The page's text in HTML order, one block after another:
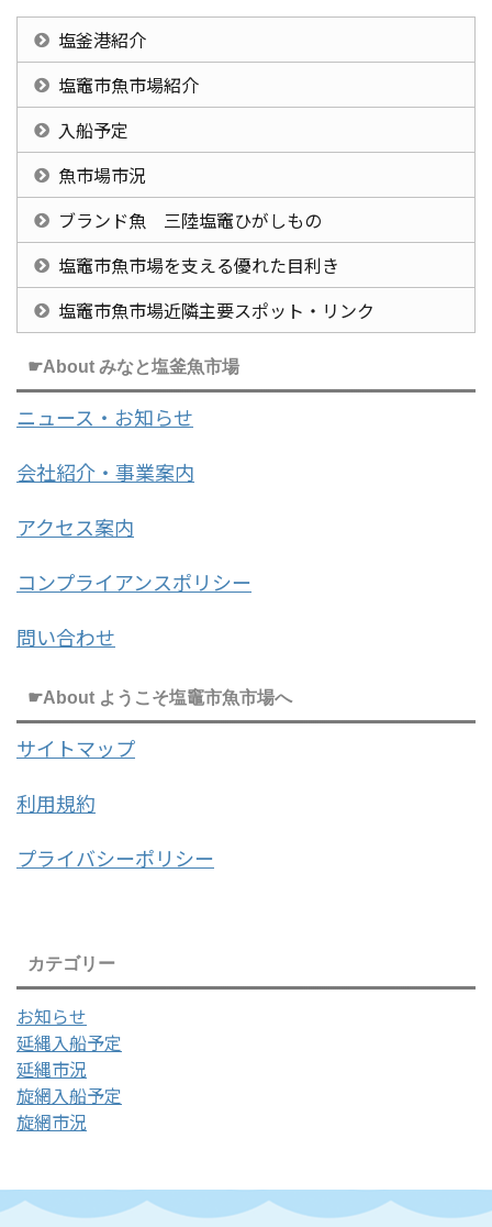
塩釜港紹介
塩竈市魚市場紹介
入船予定
魚市場市況
ブランド魚 三陸塩竈ひがしもの
塩竈市魚市場を支える優れた目利き
塩竈市魚市場近隣主要スポット・リンク
☛About みなと塩釜魚市場
ニュース・お知らせ
会社紹介・事業案内
アクセス案内
コンプライアンスポリシー
問い合わせ
☛About ようこそ塩竈市魚市場へ
サイトマップ
利用規約
プライバシーポリシー
カテゴリー
お知らせ
延縄入船予定
延縄市況
旋網入船予定
旋網市況